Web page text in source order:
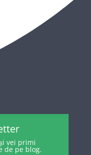
vei primi
de pe blog.